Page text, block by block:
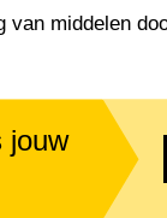
van middelen
jouw